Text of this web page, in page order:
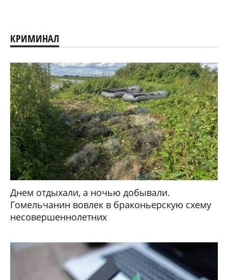
КРИМИНАЛ
Днем отдыхали, а ночью добывали.
Гомельчанин вовлек в браконьерскую схему
несовершеннолетних